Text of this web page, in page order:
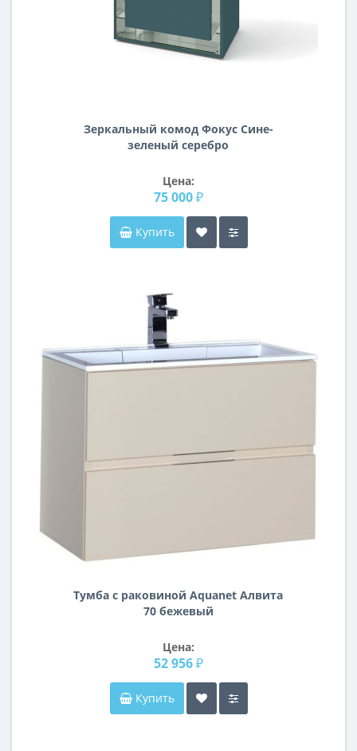
Зеркальный комод Фокус Сине-
зеленый серебро
Цена:
75 000 ₽
Купить
Тумба с раковиной Aquanet Алвита
70 бежевый
Цена:
52 956 ₽
Купить